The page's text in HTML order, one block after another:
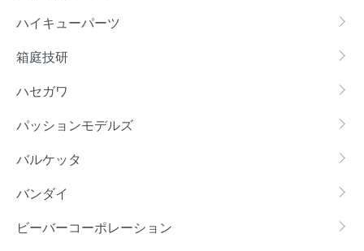
ハイキューパーツ
箱庭技研
ハセガワ
パッションモデルズ
バルケッタ
バンダイ
ビーバーコーポレーション